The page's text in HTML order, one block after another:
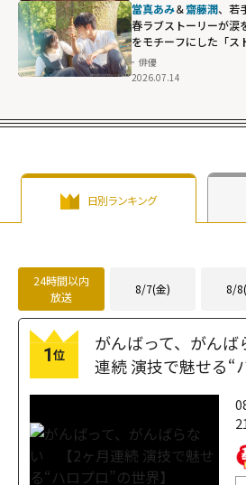
當真あみ＆齋藤潤、若
春ラブストーリーが涙
をモチーフにした「ス
恋」
俳優
2026.07.14
日別ランキング
24時間以内
放送
8/7(金) 8/
1位
がんばって、がん
連続 演技で魅せる“